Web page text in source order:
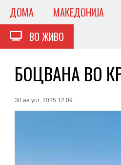
ДОМА МАКЕДОНИЈА
ВО ЖИВО
БОЦВАНА ВО
30 август, 2025 12:09